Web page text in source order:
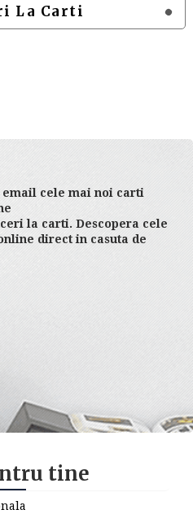
La Carti
email cele mai noi carti
la carti. Descopera cele
direct in casuta de
tine